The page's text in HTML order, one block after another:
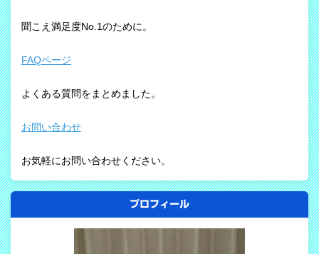
聞こえ満足度No.1のために。
FAQページ
よくある質問をまとめました。
お問い合わせ
お気軽にお問い合わせください。
プロフィール